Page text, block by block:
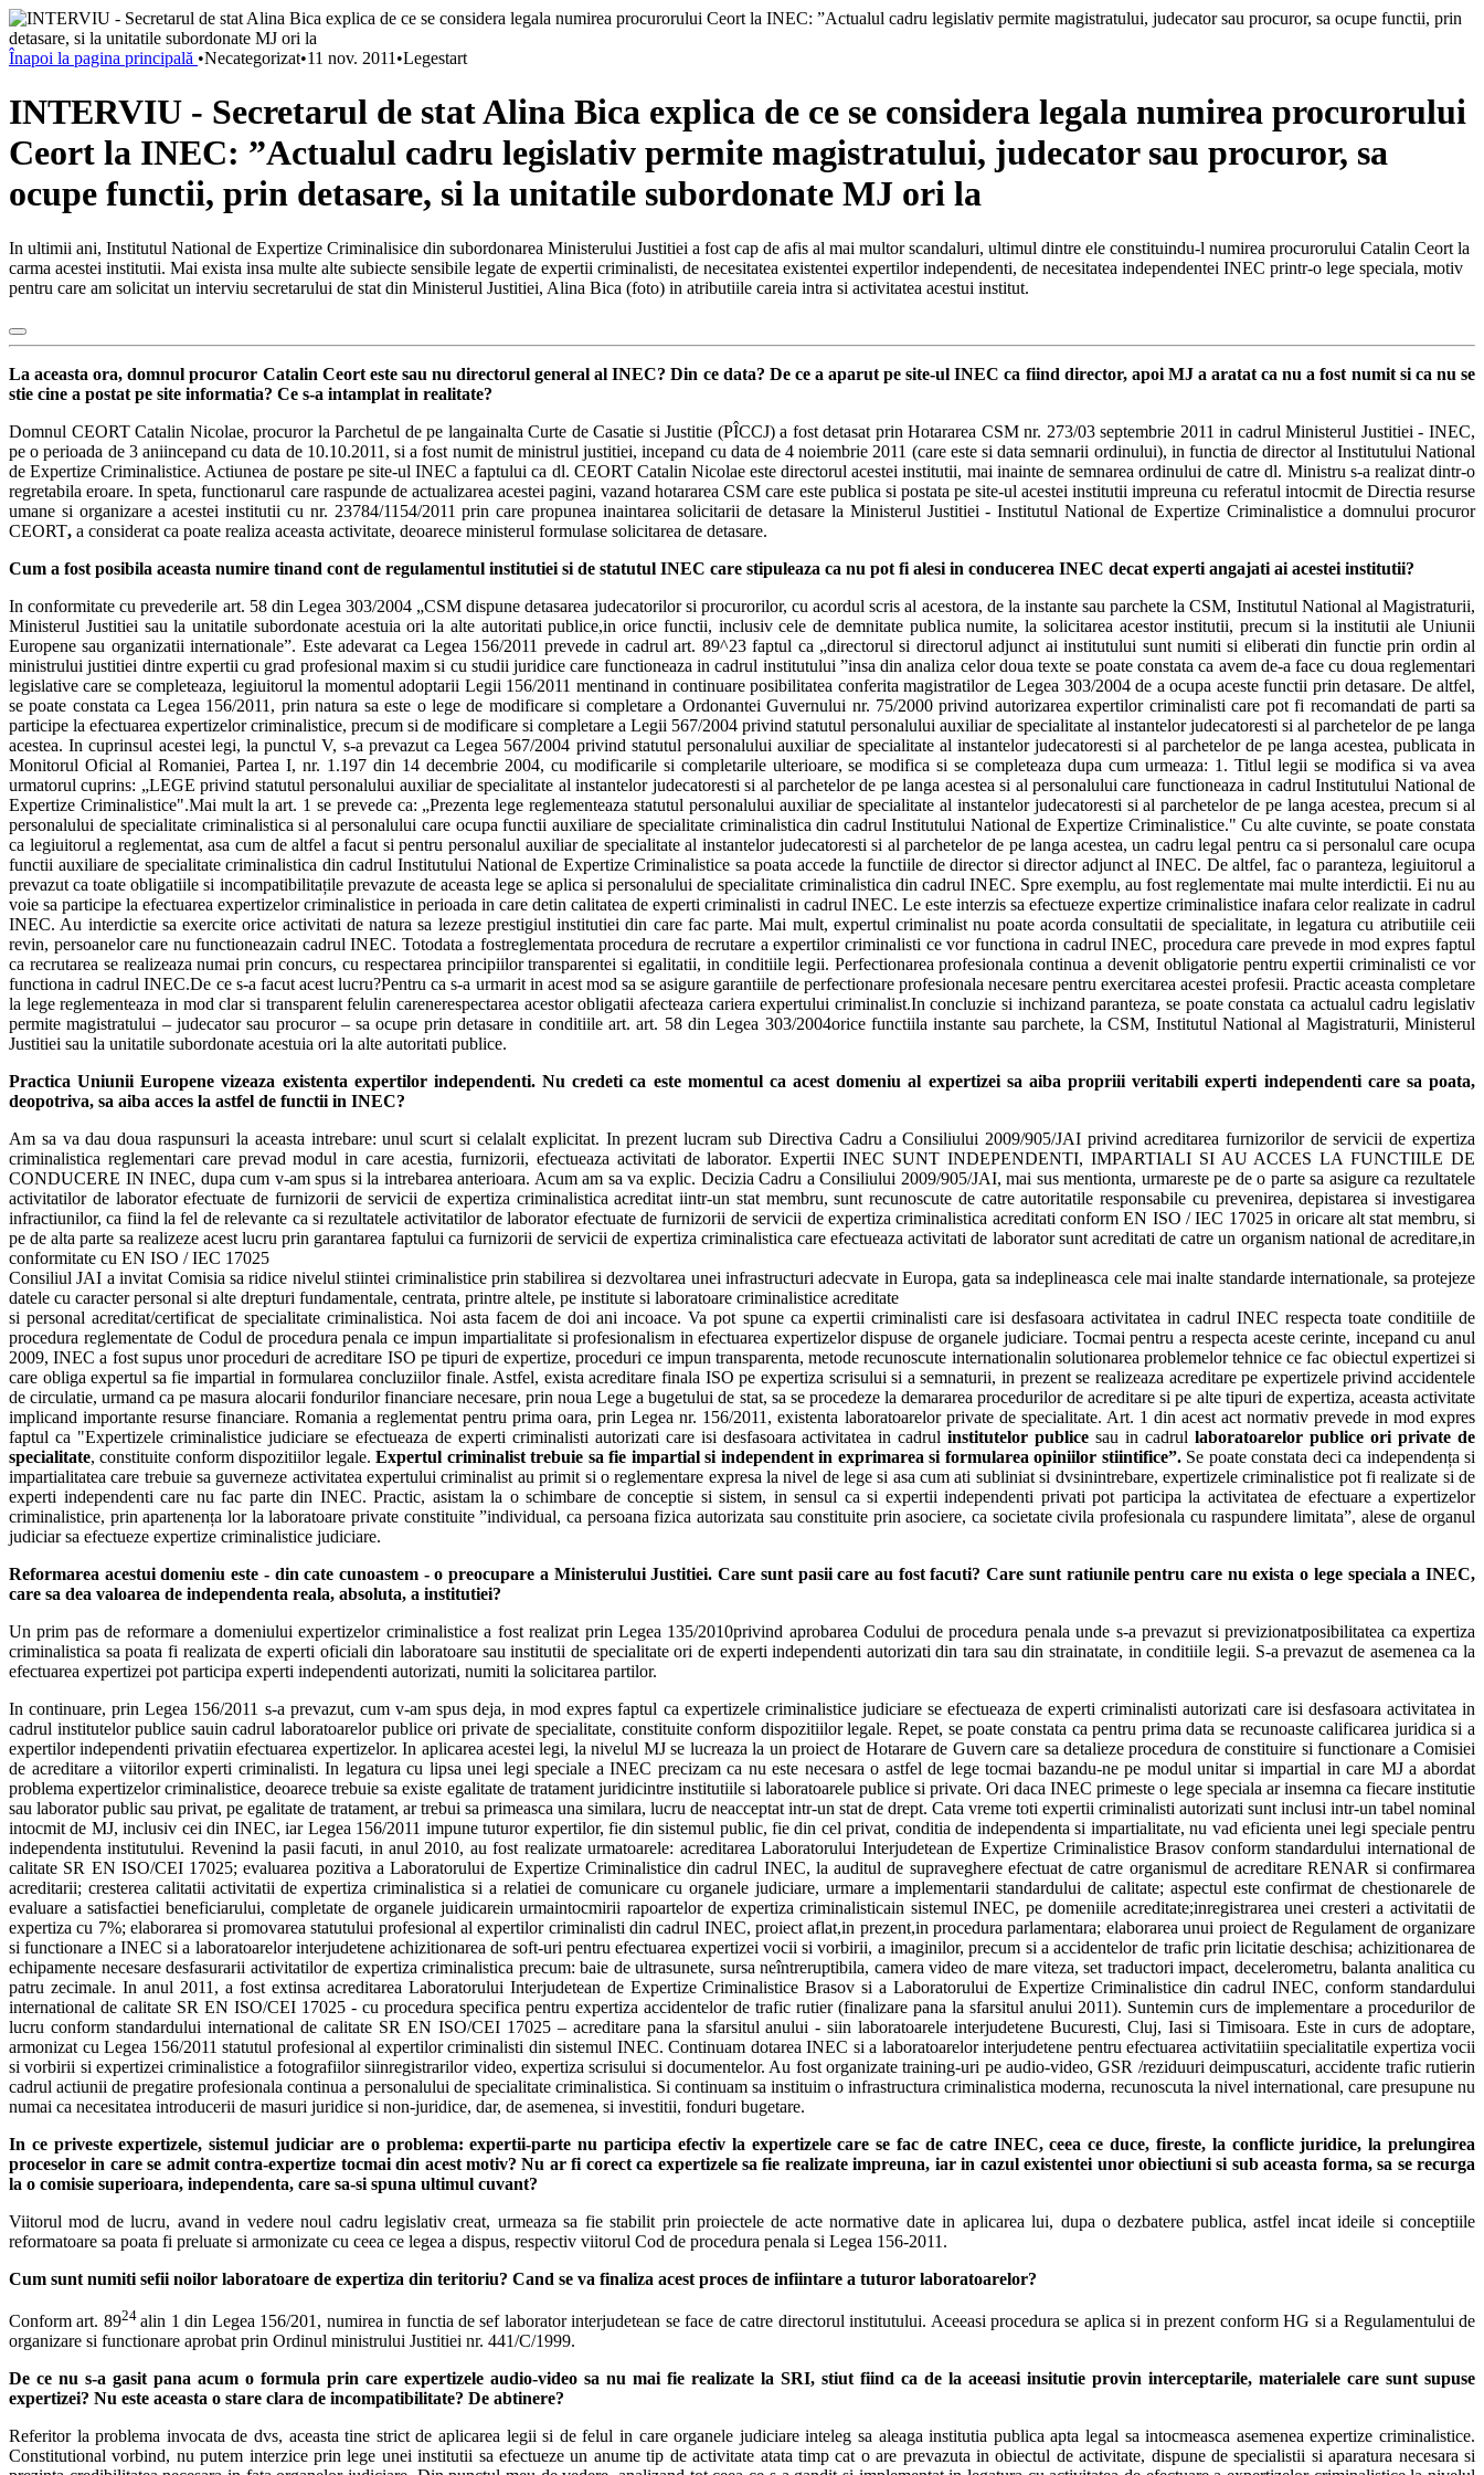
Înapoi la pagina principală •Necategorizat•11 nov. 2011 •Legestart
INTERVIU - Secretarul de stat Alina Bica explica de ce se considera legala numirea procurorului
Ceort la INEC: ”Actualul cadru legislativ permite magistratului, judecator sau procuror, sa
ocupe functii, prin detasare, si la unitatile subordonate MJ ori la
In ultimii ani, Institutul National de Expertize Criminalisice din subordonarea Ministerului Justitiei a fost cap de afis al mai multor scandaluri, ultimul dintre ele constituindu-l numirea procurorului Catalin Ceort la
carma acestei institutii. Mai exista insa multe alte subiecte sensibile legate de expertii criminalisti, de necesitatea existentei expertilor independenti, de necesitatea independentei INEC printr-o lege speciala, motiv
pentru care am solicitat un interviu secretarului de stat din Ministerul Justitiei, Alina Bica (foto) in atributiile careia intra si activitatea acestui institut.
La aceasta ora, domnul procuror Catalin Ceort este sau nu directorul general al INEC? Din ce data? De ce a aparut pe site-ul INEC ca fiind director, apoi MJ a aratat ca nu a fost numit si ca nu se
stie cine a postat pe site informatia? Ce s-a intamplat in realitate?
Domnul CEORT Catalin Nicolae, procuror la Parchetul de pe langainalta Curte de Casatie si Justitie (PÎCCJ) a fost detasat prin Hotararea CSM nr. 273/03 septembrie 2011 in cadrul Ministerul Justitiei - INEC,
pe o perioada de 3 aniincepand cu data de 10.10.2011, si a fost numit de ministrul justitiei, incepand cu data de 4 noiembrie 2011 (care este si data semnarii ordinului), in functia de director al Institutului National
de Expertize Criminalistice. Actiunea de postare pe site-ul INEC a faptului ca dl. CEORT Catalin Nicolae este directorul acestei institutii, mai inainte de semnarea ordinului de catre dl. Ministru s-a realizat dintr-o
regretabila eroare. In speta, functionarul care raspunde de actualizarea acestei pagini, vazand hotararea CSM care este publica si postata pe site-ul acestei institutii impreuna cu referatul intocmit de Directia resurse
umane si organizare a acestei institutii cu nr. 23784/1154/2011 prin care propunea inaintarea solicitarii de detasare la Ministerul Justitiei - Institutul National de Expertize Criminalistice a domnului procuror
CEORT, a considerat ca poate realiza aceasta activitate, deoarece ministerul formulase solicitarea de detasare.
Cum a fost posibila aceasta numire tinand cont de regulamentul institutiei si de statutul INEC care stipuleaza ca nu pot fi alesi in conducerea INEC decat experti angajati ai acestei institutii?
In conformitate cu prevederile art. 58 din Legea 303/2004 „CSM dispune detasarea judecatorilor si procurorilor, cu acordul scris al acestora, de la instante sau parchete la CSM, Institutul National al Magistraturii,
Ministerul Justitiei sau la unitatile subordonate acestuia ori la alte autoritati publice,in orice functii, inclusiv cele de demnitate publica numite, la solicitarea acestor institutii, precum si la institutii ale Uniunii
Europene sau organizatii internationale”. Este adevarat ca Legea 156/2011 prevede in cadrul art. 89^23 faptul ca „directorul si directorul adjunct ai institutului sunt numiti si eliberati din functie prin ordin al
ministrului justitiei dintre expertii cu grad profesional maxim si cu studii juridice care functioneaza in cadrul institutului ”insa din analiza celor doua texte se poate constata ca avem de-a face cu doua reglementari
legislative care se completeaza, legiuitorul la momentul adoptarii Legii 156/2011 mentinand in continuare posibilitatea conferita magistratilor de Legea 303/2004 de a ocupa aceste functii prin detasare. De altfel,
se poate constata ca Legea 156/2011, prin natura sa este o lege de modificare si completare a Ordonantei Guvernului nr. 75/2000 privind autorizarea expertilor criminalisti care pot fi recomandati de parti sa
participe la efectuarea expertizelor criminalistice, precum si de modificare si completare a Legii 567/2004 privind statutul personalului auxiliar de specialitate al instantelor judecatoresti si al parchetelor de pe langa
acestea. In cuprinsul acestei legi, la punctul V, s-a prevazut ca Legea 567/2004 privind statutul personalului auxiliar de specialitate al instantelor judecatoresti si al parchetelor de pe langa acestea, publicata in
Monitorul Oficial al Romaniei, Partea I, nr. 1.197 din 14 decembrie 2004, cu modificarile si completarile ulterioare, se modifica si se completeaza dupa cum urmeaza: 1. Titlul legii se modifica si va avea
urmatorul cuprins: „LEGE privind statutul personalului auxiliar de specialitate al instantelor judecatoresti si al parchetelor de pe langa acestea si al personalului care functioneaza in cadrul Institutului National de
Expertize Criminalistice".Mai mult la art. 1 se prevede ca: „Prezenta lege reglementeaza statutul personalului auxiliar de specialitate al instantelor judecatoresti si al parchetelor de pe langa acestea, precum si al
personalului de specialitate criminalistica si al personalului care ocupa functii auxiliare de specialitate criminalistica din cadrul Institutului National de Expertize Criminalistice." Cu alte cuvinte, se poate constata
ca legiuitorul a reglementat, asa cum de altfel a facut si pentru personalul auxiliar de specialitate al instantelor judecatoresti si al parchetelor de pe langa acestea, un cadru legal pentru ca si personalul care ocupa
functii auxiliare de specialitate criminalistica din cadrul Institutului National de Expertize Criminalistice sa poata accede la functiile de director si director adjunct al INEC. De altfel, fac o paranteza, legiuitorul a
prevazut ca toate obligatiile si incompatibilitațile prevazute de aceasta lege se aplica si personalului de specialitate criminalistica din cadrul INEC. Spre exemplu, au fost reglementate mai multe interdictii. Ei nu au
voie sa participe la efectuarea expertizelor criminalistice in perioada in care detin calitatea de experti criminalisti in cadrul INEC. Le este interzis sa efectueze expertize criminalistice inafara celor realizate in cadrul
INEC. Au interdictie sa exercite orice activitati de natura sa lezeze prestigiul institutiei din care fac parte. Mai mult, expertul criminalist nu poate acorda consultatii de specialitate, in legatura cu atributiile ceii
revin, persoanelor care nu functioneazain cadrul INEC. Totodata a fostreglementata procedura de recrutare a expertilor criminalisti ce vor functiona in cadrul INEC, procedura care prevede in mod expres faptul
ca recrutarea se realizeaza numai prin concurs, cu respectarea principiilor transparentei si egalitatii, in conditiile legii. Perfectionarea profesionala continua a devenit obligatorie pentru expertii criminalisti ce vor
functiona in cadrul INEC.De ce s-a facut acest lucru?Pentru ca s-a urmarit in acest mod sa se asigure garantiile de perfectionare profesionala necesare pentru exercitarea acestei profesii. Practic aceasta completare
la lege reglementeaza in mod clar si transparent felulin carenerespectarea acestor obligatii afecteaza cariera expertului criminalist.In concluzie si inchizand paranteza, se poate constata ca actualul cadru legislativ
permite magistratului – judecator sau procuror – sa ocupe prin detasare in conditiile art. art. 58 din Legea 303/2004orice functiila instante sau parchete, la CSM, Institutul National al Magistraturii, Ministerul
Justitiei sau la unitatile subordonate acestuia ori la alte autoritati publice.
Practica Uniunii Europene vizeaza existenta expertilor independenti. Nu credeti ca este momentul ca acest domeniu al expertizei sa aiba propriii veritabili experti independenti care sa poata,
deopotriva, sa aiba acces la astfel de functii in INEC?
Am sa va dau doua raspunsuri la aceasta intrebare: unul scurt si celalalt explicitat. In prezent lucram sub Directiva Cadru a Consiliului 2009/905/JAI privind acreditarea furnizorilor de servicii de expertiza
criminalistica reglementari care prevad modul in care acestia, furnizorii, efectueaza activitati de laborator. Expertii INEC SUNT INDEPENDENTI, IMPARTIALI SI AU ACCES LA FUNCTIILE DE
CONDUCERE IN INEC, dupa cum v-am spus si la intrebarea anterioara. Acum am sa va explic. Decizia Cadru a Consiliului 2009/905/JAI, mai sus mentionta, urmareste pe de o parte sa asigure ca rezultatele
activitatilor de laborator efectuate de furnizorii de servicii de expertiza criminalistica acreditat iintr-un stat membru, sunt recunoscute de catre autoritatile responsabile cu prevenirea, depistarea si investigarea
infractiunilor, ca fiind la fel de relevante ca si rezultatele activitatilor de laborator efectuate de furnizorii de servicii de expertiza criminalistica acreditati conform EN ISO / IEC 17025 in oricare alt stat membru, si
pe de alta parte sa realizeze acest lucru prin garantarea faptului ca furnizorii de servicii de expertiza criminalistica care efectueaza activitati de laborator sunt acreditati de catre un organism national de acreditare,in
conformitate cu EN ISO / IEC 17025
Consiliul JAI a invitat Comisia sa ridice nivelul stiintei criminalistice prin stabilirea si dezvoltarea unei infrastructuri adecvate in Europa, gata sa indeplineasca cele mai inalte standarde internationale, sa protejeze
datele cu caracter personal si alte drepturi fundamentale, centrata, printre altele, pe institute si laboratoare criminalistice acreditate
si personal acreditat/certificat de specialitate criminalistica. Noi asta facem de doi ani incoace. Va pot spune ca expertii criminalisti care isi desfasoara activitatea in cadrul INEC respecta toate conditiile de
procedura reglementate de Codul de procedura penala ce impun impartialitate si profesionalism in efectuarea expertizelor dispuse de organele judiciare. Tocmai pentru a respecta aceste cerinte, incepand cu anul
2009, INEC a fost supus unor proceduri de acreditare ISO pe tipuri de expertize, proceduri ce impun transparenta, metode recunoscute internationalin solutionarea problemelor tehnice ce fac obiectul expertizei si
care obliga expertul sa fie impartial in formularea concluziilor finale. Astfel, exista acreditare finala ISO pe expertiza scrisului si a semnaturii, in prezent se realizeaza acreditare pe expertizele privind accidentele
de circulatie, urmand ca pe masura alocarii fondurilor financiare necesare, prin noua Lege a bugetului de stat, sa se procedeze la demararea procedurilor de acreditare si pe alte tipuri de expertiza, aceasta activitate
implicand importante resurse financiare. Romania a reglementat pentru prima oara, prin Legea nr. 156/2011, existenta laboratoarelor private de specialitate. Art. 1 din acest act normativ prevede in mod expres
faptul ca "Expertizele criminalistice judiciare se efectueaza de experti criminalisti autorizati care isi desfasoara activitatea in cadrulinstitutelor publice sau in cadrullaboratoarelor publice ori private de
specialitate, constituite conform dispozitiilor legale.Expertul criminalist trebuie sa fie impartial si independent in exprimarea si formularea opiniilor stiintifice”. Se poate constata deci ca independența si
impartialitatea care trebuie sa guverneze activitatea expertului criminalist au primit si o reglementare expresa la nivel de lege si asa cum ati subliniat si dvsinintrebare, expertizele criminalistice pot fi realizate si de
experti independenti care nu fac parte din INEC. Practic, asistam la o schimbare de conceptie si sistem, in sensul ca si expertii independenti privati pot participa la activitatea de efectuare a expertizelor
criminalistice, prin apartenența lor la laboratoare private constituite ”individual, ca persoana fizica autorizata sau constituite prin asociere, ca societate civila profesionala cu raspundere limitata”, alese de organul
judiciar sa efectueze expertize criminalistice judiciare.
Reformarea acestui domeniu este - din cate cunoastem - o preocupare a Ministerului Justitiei. Care sunt pasii care au fost facuti? Care sunt ratiunile pentru care nu exista o lege speciala a INEC,
care sa dea valoarea de independenta reala, absoluta, a institutiei?
Un prim pas de reformare a domeniului expertizelor criminalistice a fost realizat prin Legea 135/2010privind aprobarea Codului de procedura penala unde s-a prevazut si previzionatposibilitatea ca expertiza
criminalistica sa poata fi realizata de experti oficiali din laboratoare sau institutii de specialitate ori de experti independenti autorizati din tara sau din strainatate, in conditiile legii. S-a prevazut de asemenea ca la
efectuarea expertizei pot participa experti independenti autorizati, numiti la solicitarea partilor.
In continuare, prin Legea 156/2011 s-a prevazut, cum v-am spus deja, in mod expres faptul ca expertizele criminalistice judiciare se efectueaza de experti criminalisti autorizati care isi desfasoara activitatea in
cadrul institutelor publice sauin cadrul laboratoarelor publice ori private de specialitate, constituite conform dispozitiilor legale. Repet, se poate constata ca pentru prima data se recunoaste calificarea juridica si a
expertilor independenti privatiin efectuarea expertizelor. In aplicarea acestei legi, la nivelul MJ se lucreaza la un proiect de Hotarare de Guvern care sa detalieze procedura de constituire si functionare a Comisiei
de acreditare a viitorilor experti criminalisti. In legatura cu lipsa unei legi speciale a INEC precizam ca nu este necesara o astfel de lege tocmai bazandu-ne pe modul unitar si impartial in care MJ a abordat
problema expertizelor criminalistice, deoarece trebuie sa existe egalitate de tratament juridicintre institutiile si laboratoarele publice si private. Ori daca INEC primeste o lege speciala ar insemna ca fiecare institutie
sau laborator public sau privat, pe egalitate de tratament, ar trebui sa primeasca una similara, lucru de neacceptat intr-un stat de drept. Cata vreme toti expertii criminalisti autorizati sunt inclusi intr-un tabel nominal
intocmit de MJ, inclusiv cei din INEC, iar Legea 156/2011 impune tuturor expertilor, fie din sistemul public, fie din cel privat, conditia de independenta si impartialitate, nu vad eficienta unei legi speciale pentru
independenta institutului. Revenind la pasii facuti, in anul 2010, au fost realizate urmatoarele: acreditarea Laboratorului Interjudetean de Expertize Criminalistice Brasov conform standardului international de
calitate SR EN ISO/CEI 17025; evaluarea pozitiva a Laboratorului de Expertize Criminalistice din cadrul INEC, la auditul de supraveghere efectuat de catre organismul de acreditare RENAR si confirmarea
acreditarii; cresterea calitatii activitatii de expertiza criminalistica si a relatiei de comunicare cu organele judiciare, urmare a implementarii standardului de calitate; aspectul este confirmat de chestionarele de
evaluare a satisfactiei beneficiarului, completate de organele juidicarein urmaintocmirii rapoartelor de expertiza criminalisticain sistemul INEC, pe domeniile acreditate;inregistrarea unei cresteri a activitatii de
expertiza cu 7%; elaborarea si promovarea statutului profesional al expertilor criminalisti din cadrul INEC, proiect aflat,in prezent,in procedura parlamentara; elaborarea unui proiect de Regulament de organizare
si functionare a INEC si a laboratoarelor interjudetene achizitionarea de soft-uri pentru efectuarea expertizei vocii si vorbirii, a imaginilor, precum si a accidentelor de trafic prin licitatie deschisa; achizitionarea de
echipamente necesare desfasurarii activitatilor de expertiza criminalistica precum: baie de ultrasunete, sursa neîntreruptibila, camera video de mare viteza, set traductori impact, decelerometru, balanta analitica cu
patru zecimale. In anul 2011, a fost extinsa acreditarea Laboratorului Interjudetean de Expertize Criminalistice Brasov si a Laboratorului de Expertize Criminalistice din cadrul INEC, conform standardului
international de calitate SR EN ISO/CEI 17025 - cu procedura specifica pentru expertiza accidentelor de trafic rutier (finalizare pana la sfarsitul anului 2011). Suntemin curs de implementare a procedurilor de
lucru conform standardului international de calitate SR EN ISO/CEI 17025 – acreditare pana la sfarsitul anului - siin laboratoarele interjudetene Bucuresti, Cluj, Iasi si Timisoara. Este in curs de adoptare,
armonizat cu Legea 156/2011 statutul profesional al expertilor criminalisti din sistemul INEC. Continuam dotarea INEC si a laboratoarelor interjudetene pentru efectuarea activitatiiin specialitatile expertiza vocii
si vorbirii si expertizei criminalistice a fotografiilor siinregistrarilor video, expertiza scrisului si documentelor. Au fost organizate training-uri pe audio-video, GSR /reziduuri deimpuscaturi, accidente trafic rutierin
cadrul actiunii de pregatire profesionala continua a personalului de specialitate criminalistica. Si continuam sa instituim o infrastructura criminalistica moderna, recunoscuta la nivel international, care presupune nu
numai ca necesitatea introducerii de masuri juridice si non-juridice, dar, de asemenea, si investitii, fonduri bugetare.
In ce priveste expertizele, sistemul judiciar are o problema: expertii-parte nu participa efectiv la expertizele care se fac de catre INEC, ceea ce duce, fireste, la conflicte juridice, la prelungirea
proceselor in care se admit contra-expertize tocmai din acest motiv? Nu ar fi corect ca expertizele sa fie realizate impreuna, iar in cazul existentei unor obiectiuni si sub aceasta forma, sa se recurga
la o comisie superioara, independenta, care sa-si spuna ultimul cuvant?
Viitorul mod de lucru, avand in vedere noul cadru legislativ creat, urmeaza sa fie stabilit prin proiectele de acte normative date in aplicarea lui, dupa o dezbatere publica, astfel incat ideile si conceptiile
reformatoare sa poata fi preluate si armonizate cu ceea ce legea a dispus, respectiv viitorul Cod de procedura penala si Legea 156-2011.
Cum sunt numiti sefii noilor laboratoare de expertiza din teritoriu? Cand se va finaliza acest proces de infiintare a tuturor laboratoarelor?
Conform art. 8924 alin 1 din Legea 156/201, numirea in functia de sef laborator interjudetean se face de catre directorul institutului. Aceeasi procedura se aplica si in prezent conform HG si a Regulamentului de
organizare si functionare aprobat prin Ordinul ministrului Justitiei nr. 441/C/1999.
De ce nu s-a gasit pana acum o formula prin care expertizele audio-video sa nu mai fie realizate la SRI, stiut fiind ca de la aceeasi insitutie provin interceptarile, materialele care sunt supuse
expertizei? Nu este aceasta o stare clara de incompatibilitate? De abtinere?
Referitor la problema invocata de dvs, aceasta tine strict de aplicarea legii si de felul in care organele judiciare inteleg sa aleaga institutia publica apta legal sa intocmeasca asemenea expertize criminalistice.
Constitutional vorbind, nu putem interzice prin lege unei institutii sa efectueze un anume tip de activitate atata timp cat o are prevazuta in obiectul de activitate, dispune de specialistii si aparatura necesara si